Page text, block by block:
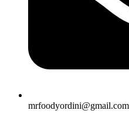
mrfoodyordini@gmail.com